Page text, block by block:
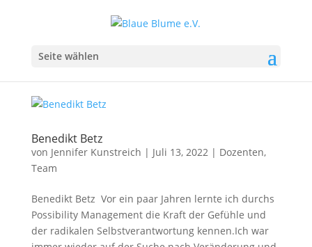
Seite wählen
Benedikt Betz
von Jennifer Kunstreich | Juli 13, 2022| Dozenten,
Team
Benedikt Betz Vor ein paar Jahren lernte ich durchs
Possibility Management die Kraft der Gefühle und
der radikalen Selbstverantwortung kennen.Ich war